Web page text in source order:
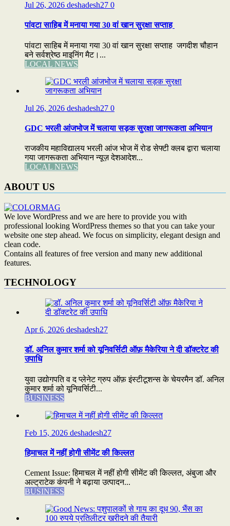
Jul 26, 2026 deshadesh27 0
पांवटा साहिब में मनाया गया 30 वां खान सुरक्षा सप्ताह
पांवटा साहिब में मनाया गया 30 वां खान सुरक्षा सप्ताह जगदीश चौहान
बने सर्वश्रेष्ठ माइनिंग मैट।...
LOCAL NEWS
Jul 26, 2026 deshadesh27 0
GDC भरली आंजभोज में चलाया सड़क सुरक्षा जागरूकता अभियान
राजकीय महाविद्यालय भरली आंज भोज में रोड सेफ्टी क्लब द्वारा चलाया
गया जागरूकता अभियान न्यूज़ देशआदेश...
LOCAL NEWS
ABOUT US
We love WordPress and we are here to provide you with
professional looking WordPress themes so that you can take your
website one step ahead. We focus on simplicity, elegant design and
clean code.
Contains all features of free version and many new additional
features.
TECHNOLOGY
Apr 6, 2026 deshadesh27
डॉ. अनिल कुमार शर्मा को यूनिवर्सिटी ऑफ़ मैकेरिया ने दी डॉक्टरेट की
उपाधि
युवा उद्योगपति व द प्लेनेट ग्रुप ऑफ़ इंस्टीटूशन्स के चेयरमैन डॉ. अनिल
कुमार शर्मा को यूनिवर्सिटी...
BUSINESS
Feb 15, 2026 deshadesh27
हिमाचल में नहीं होगी सीमेंट की किल्लत
Cement Issue: हिमाचल में नहीं होगी सीमेंट की किल्लत, अंबुजा और
अल्ट्राटेक कंपनी ने बढ़ाया उत्पादन...
BUSINESS